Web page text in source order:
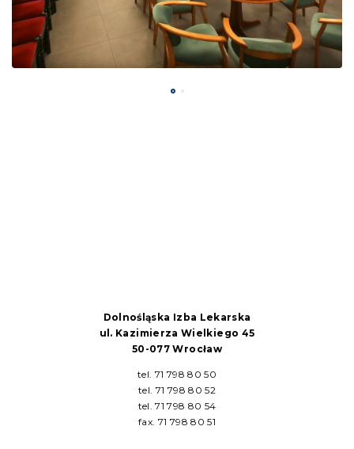
Dolnośląska Izba Lekarska
ul. Kazimierza Wielkiego 45
50-077 Wrocław
tel. 71 798 80 50
tel. 71 798 80 52
tel. 71 798 80 54
fax. 71 798 80 51